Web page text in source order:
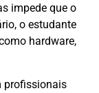
impede que o
o estudante
hardware,
profissionais